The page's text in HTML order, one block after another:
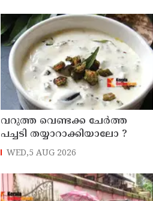
ചടങ്ങുകള്‍ വീഡിയോ
കോളിലൂടെ ലൈവായി കണ്ടു !
‌വറുത്ത വെണ്ടക്ക ചേർത്ത
പച്ചടി തയ്യാറാക്കിയാലോ ?
WED,5 AUG 2026